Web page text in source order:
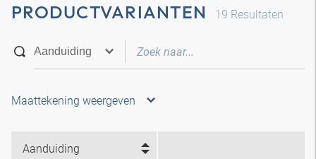
PRODUCTVARIANTEN 19 Resultaten
Maattekening weergeven
Aanduiding